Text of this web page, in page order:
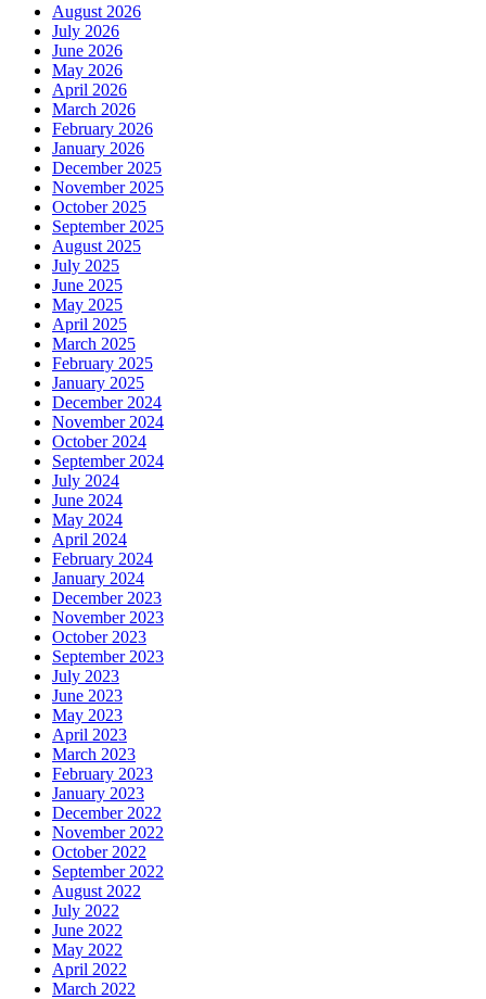
August 2026
July 2026
June 2026
May 2026
April 2026
March 2026
February 2026
January 2026
December 2025
November 2025
October 2025
September 2025
August 2025
July 2025
June 2025
May 2025
April 2025
March 2025
February 2025
January 2025
December 2024
November 2024
October 2024
September 2024
July 2024
June 2024
May 2024
April 2024
February 2024
January 2024
December 2023
November 2023
October 2023
September 2023
July 2023
June 2023
May 2023
April 2023
March 2023
February 2023
January 2023
December 2022
November 2022
October 2022
September 2022
August 2022
July 2022
June 2022
May 2022
April 2022
March 2022